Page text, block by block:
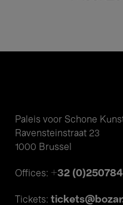
Paleis voor Schone
Ravensteinstraat 23
1000 Brussel
Offices: +32
Tickets: